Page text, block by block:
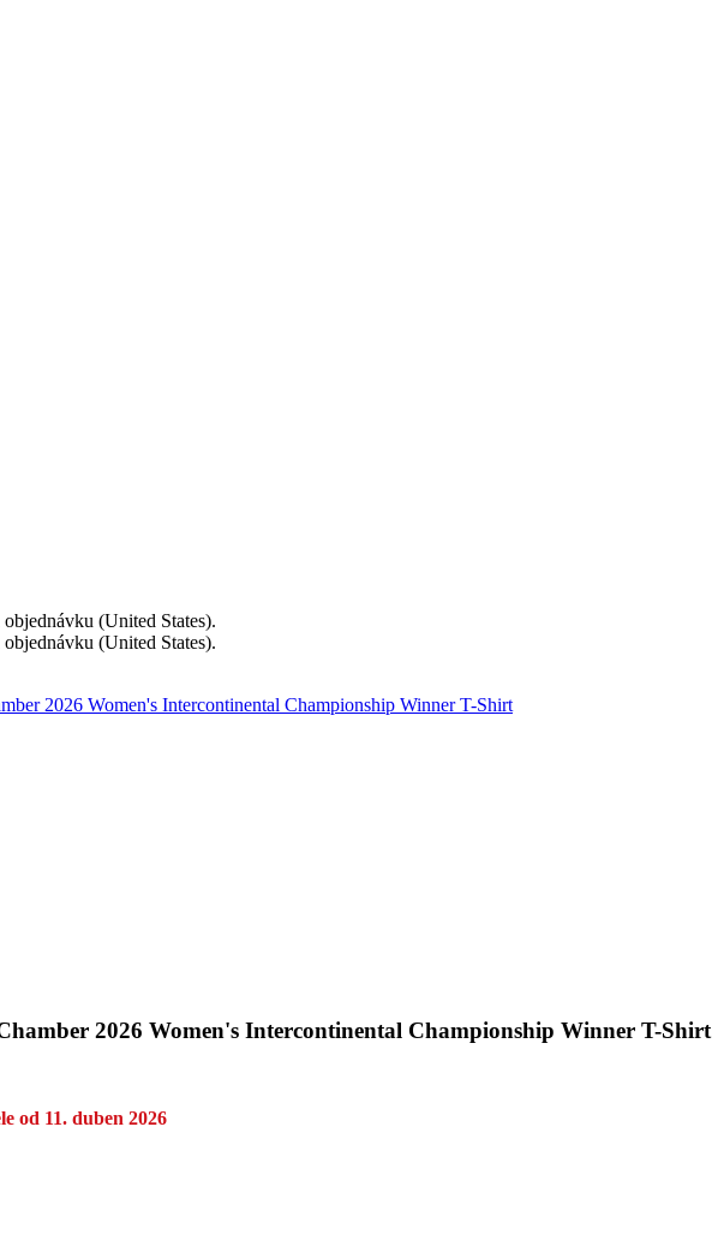
(United States).
(United States).
2026 Women's Intercontinental Championship Winner T-Shirt
2026 Women's Intercontinental Championship Winner T-Shirt
od 11. duben 2026